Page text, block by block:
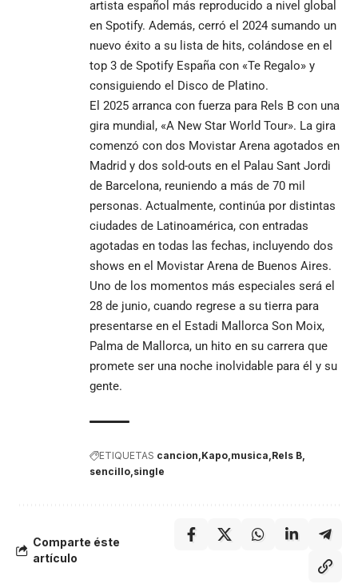
artista español más reproducido a nivel global
en Spotify. Además, cerró el 2024 sumando un
nuevo éxito a su lista de hits, colándose en el
top 3 de Spotify España con «Te Regalo» y
consiguiendo el Disco de Platino.
El 2025 arranca con fuerza para Rels B con una
gira mundial, «A New Star World Tour». La gira
comenzó con dos Movistar Arena agotados en
Madrid y dos sold-outs en el Palau Sant Jordi
de Barcelona, reuniendo a más de 70 mil
personas. Actualmente, continúa por distintas
ciudades de Latinoamérica, con entradas
agotadas en todas las fechas, incluyendo dos
shows en el Movistar Arena de Buenos Aires.
Uno de los momentos más especiales será el
28 de junio, cuando regrese a su tierra para
presentarse en el Estadi Mallorca Son Moix,
Palma de Mallorca, un hito en su carrera que
promete ser una noche inolvidable para él y su
gente.
ETIQUETAS cancion Kapo musica Rels B
sencillo single
Comparte éste
artículo